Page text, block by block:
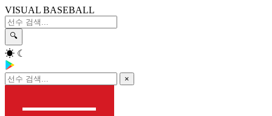
VISUAL BASEBALL
🔍
☀ ☾
×